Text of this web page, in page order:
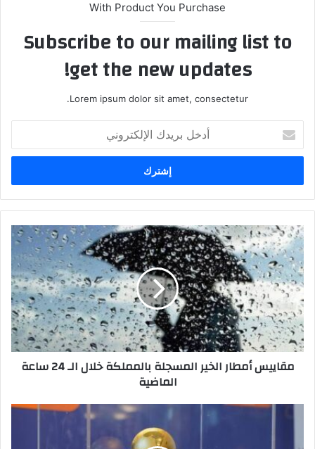
With Product You Purchase
Subscribe to our mailing list to
get the new updates!
Lorem ipsum dolor sit amet, consectetur.
خ
ب
ر
د
ك
ا
ل
إ
ل
ك
ت
ر
مقاييس أمطار الخير المسجلة بالمملكة خلال الـ 24 ساعة
الماضية